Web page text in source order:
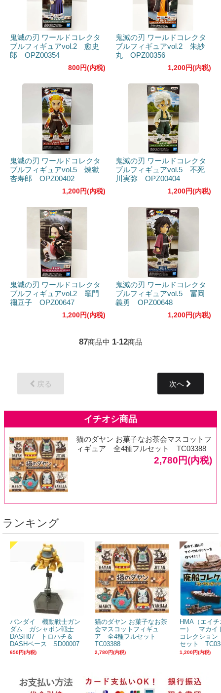
鬼滅の刃 ワールドコレクタ
ブルフィギュアvol.2 愈史
郎 OPZ00354
800円(内税)
鬼滅の刃 ワールドコレクタ
ブルフィギュアvol.2 朱紗
丸 OPZ00356
1,200円(内税)
鬼滅の刃 ワールドコレクタ
ブルフィギュアvol.5 煉獄
杏寿郎 OPZ00402
1,200円(内税)
鬼滅の刃 ワールドコレクタ
ブルフィギュアvol.5 不死
川実弥 OPZ00404
1,200円(内税)
鬼滅の刃 ワールドコレクタ
ブルフィギュアvol.2 竈門
禰豆子 OPZ00647
1,200円(内税)
鬼滅の刃 ワールドコレクタ
ブルフィギュアvol.5 冨岡
義勇 OPZ00648
1,200円(内税)
87商品中 1-12商品
戻る 次へ
猫のダヤン お菓子なお茶会マスコットフ
ィギュア 全4種フルセット TC03388
2,780円(内税)
ランキング
バンダイ 機動戦士ガン
ダム ガシャポン戦士
DASH07 トロハチ＆
DASHベース SD00007
650円(内税)
猫のダヤン お菓子なお茶
会マスコットフィギュ
ア 全4種フルセット
TC03388
2,780円(内税)
HMA（エイ
ー） マカイ
コレクショ
セット
1,200円(内税)